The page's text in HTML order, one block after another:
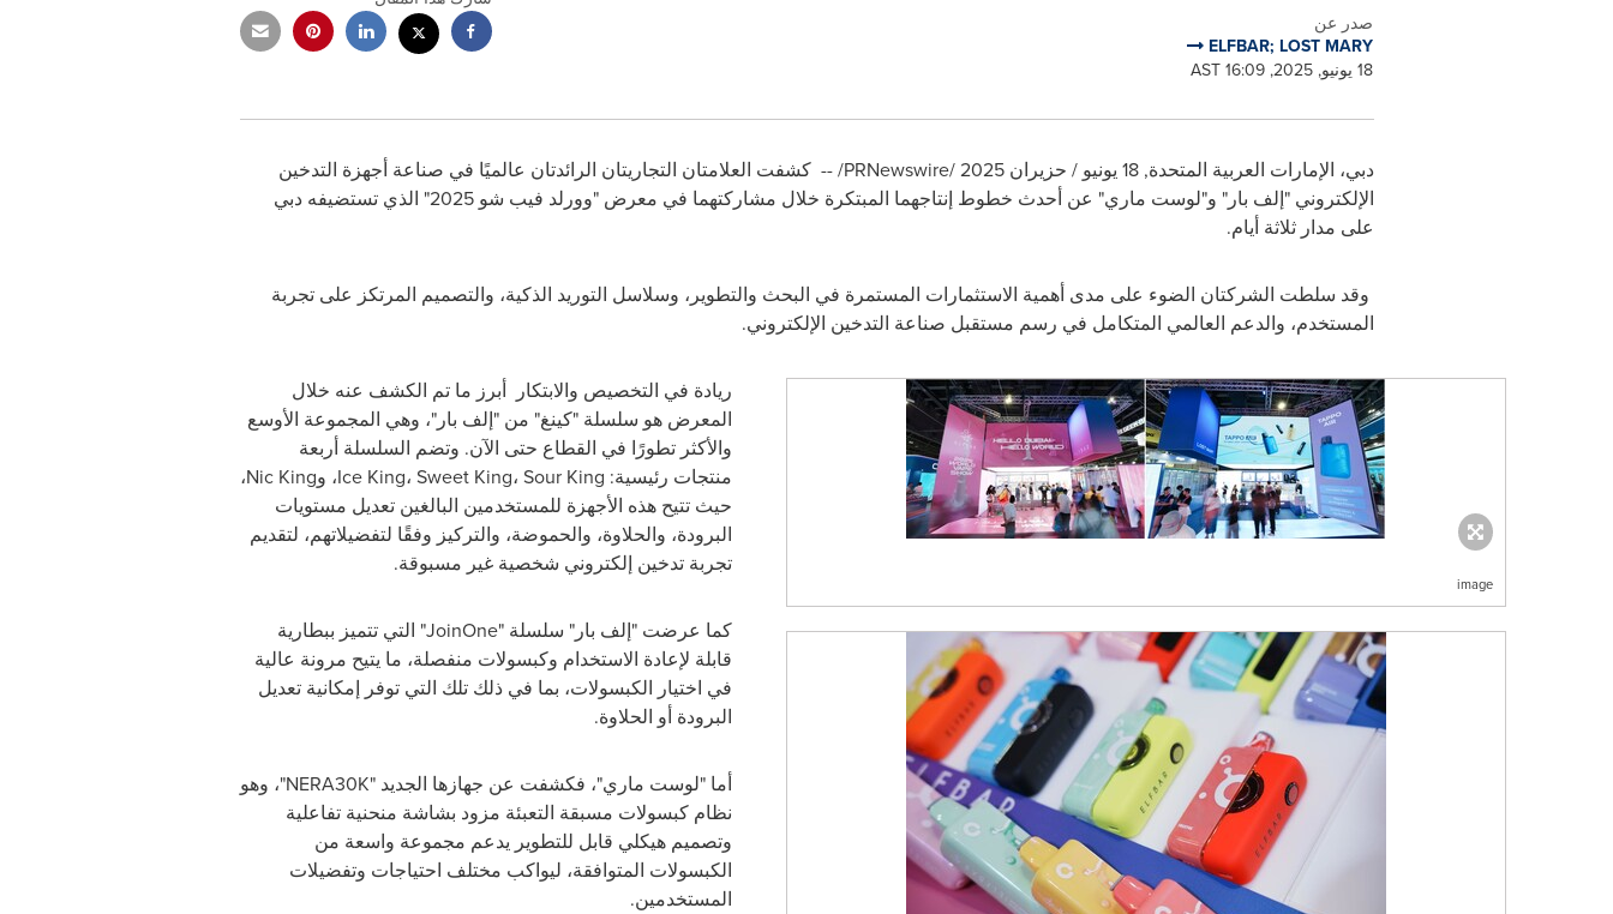
صدر عن
ELFBAR; LOST MARY
18 يونيو, 2025, 16:09 AST
دبي، الإمارات العربية المتحدة,18 يونيو / حزيران 2025 /PRNewswire/ --
كشفت العلامتان التجاريتان الرائدتان عالميًا في صناعة أجهزة التدخين
الإلكتروني "إلف بار" و"لوست ماري" عن أحدث خطوط إنتاجهما المبتكرة خلال مشاركتهما في معرض "وورلد فيب شو 2025" الذي تستضيفه دبي
على مدار ثلاثة أيام.
وقد سلطت الشركتان الضوء على مدى أهمية الاستثمارات المستمرة في البحث والتطوير، وسلاسل التوريد الذكية، والتصميم المرتكز على تجربة
المستخدم، والدعم العالمي المتكامل في رسم مستقبل صناعة التدخين الإلكتروني.
image
ريادة في التخصيص والابتكار أبرز ما تم الكشف عنه خلال
المعرض هو سلسلة "كينغ" من "إلف بار"، وهي المجموعة الأوسع
والأكثر تطورًا في القطاع حتى الآن. وتضم السلسلة أربعة
منتجات رئيسية: Ice King، Sweet King، Sour King، وNic King،
حيث تتيح هذه الأجهزة للمستخدمين البالغين تعديل مستويات
البرودة، والحلاوة، والحموضة، والتركيز وفقًا لتفضيلاتهم، لتقديم
تجربة تدخين إلكتروني شخصية غير مسبوقة.
كما عرضت "إلف بار" سلسلة "JoinOne"
التي تتميز ببطارية
قابلة لإعادة الاستخدام وكبسولات منفصلة، ما يتيح مرونة عالية
في اختيار الكبسولات، بما في ذلك تلك التي توفر إمكانية تعديل
البرودة أو الحلاوة.
أما "لوست ماري"، فكشفت عن جهازها الجديد "NERA30K"،
وهو
نظام كبسولات مسبقة التعبئة مزود بشاشة منحنية تفاعلية
وتصميم هيكلي قابل للتطوير يدعم مجموعة واسعة من
الكبسولات المتوافقة، ليواكب مختلف احتياجات وتفضيلات
المستخدمين.